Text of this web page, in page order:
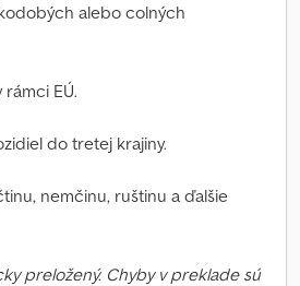
alebo colných
EÚ.
do tretej krajiny.
nemčinu, ruštinu a ďalšie
preložený. Chyby v preklade sú